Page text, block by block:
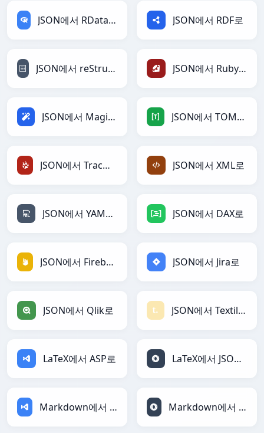
JSON에서 RDataFrame로 JSON에서 RDF로
JSON에서 reStructuredText로 JSON에서 Ruby로
JSON에서 Magic로 JSON에서 TOML로
JSON에서 TracWiki로 JSON에서 XML로
JSON에서 YAML로 JSON에서 DAX로
JSON에서 Firebase로 JSON에서 Jira로
JSON에서 Qlik로 JSON에서 Textile로
LaTeX에서 ASP로 LaTeX에서 JSON로
Markdown에서 ASP로 Markdown에서 JSON로